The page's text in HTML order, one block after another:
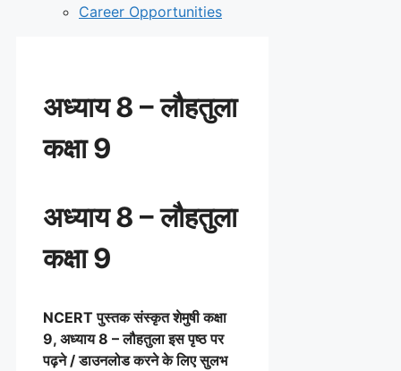
Career Opportunities
अध्याय 8 – लौहतुला
कक्षा 9
अध्याय 8 – लौहतुला
कक्षा 9
NCERT पुस्तकसंस्कृत शेमुषी कक्षा
9, अध्याय 8 – लौहतुला इस पृष्ठ पर
पढ़ने / डाउनलोड करने के लिए सुलभ